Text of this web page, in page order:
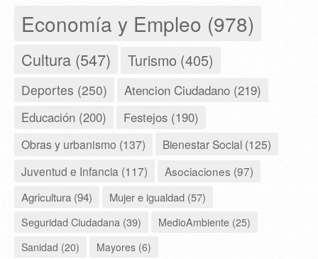
Economía y Empleo (978)
Cultura (547) Turismo (405)
Deportes (250) Atencion Ciudadano (219)
Educación (200) Festejos (190)
Obras y urbanismo (137)
Bienestar Social (125)
Juventud e Infancia (117)
Asociaciones (97)
Agricultura (94)
Mujer e igualdad (57)
Seguridad Ciudadana (39)
MedioAmbiente (25)
Sanidad (20)
Mayores (6)